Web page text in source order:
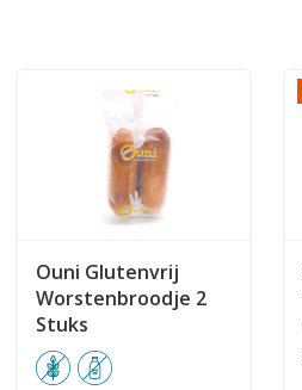
Ouni Glutenvrij
Worstenbroodje 2
Stuks